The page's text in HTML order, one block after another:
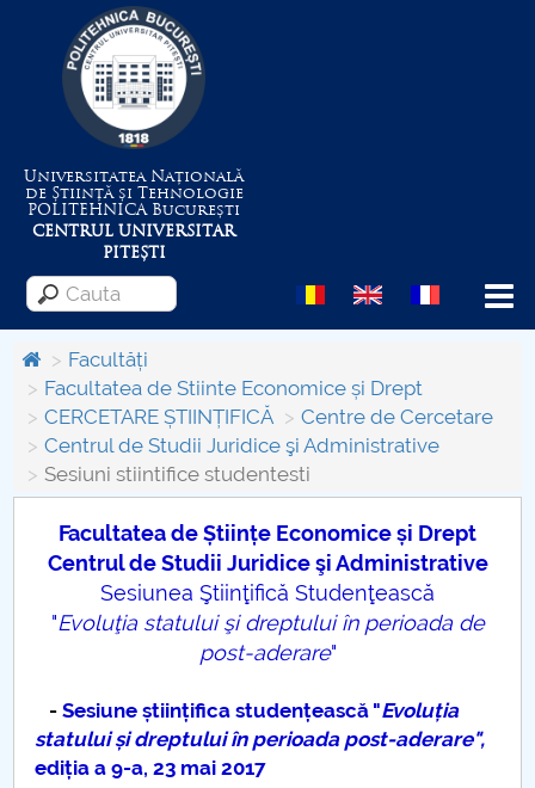
Universitatea Națională
de Știință și Tehnologie
POLITEHNICABucurești
CENTRUL UNIVERSITAR
PITEȘTI
Menu
Despre Universitate
Centrul de Management al Proiectelor
Consiliul de Administratie
Nr. de telefon si adrese Facultăți
Români de pretutindeni - ADMITERE
Senat
Facultăți
Facultatea de Stiinte Economice și Drept
CERCETARE ȘTIINȚIFICĂ
Centre de Cercetare
Centrul de Studii Juridice şi Administrative
Sesiuni stiintifice studentesti
Facultatea de Științe Economice și Drept
Centrul de Studii Juridice şi Administrative
Sesiunea Ştiinţifică Studenţească
"Evoluţia statului şi dreptului în perioada de
post-aderare"
-Sesiune științifica studențească "Evoluția
statului și dreptului în perioada post-aderare",
ediția a 9-a, 23 mai 2017